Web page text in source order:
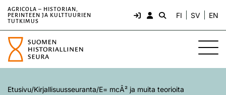
AGRICOLA – HISTORIAN,
PERINTEEN JA KULTTUURIEN
TUTKIMUS
FI SV EN
Etusivu/Kirjallisuusseuranta/E= mcÂ² ja muita teorioita